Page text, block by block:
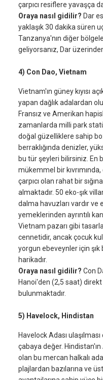
çarpıcı resiflere yavaşça
Oraya nasıl gidilir? Dar
yaklaşık 30 dakika süren
Tanzanya'nın diğer
geliyorsanız, Dar
4) Con Dao, Vietnam
Vietnam'ın güney kıyısı
yapan dağlık adalardan
Fransız ve Amerikan
zamanlarda milli park
doğal güzelliklere sahip
berraklığında denizler,
bu tür şeyleri bilirsiniz. En
mükemmel bir
çarpıcı olan rahat bir
almaktadır. 50 eko-şık
dalma havuzları vardır
yemeklerinden ayrıntılı
Vietnam pazarı gibi
cennetidir, ancak çocuk
yorgun ebeveynler için
harikadır.
Oraya nasıl gidilir? Con
Hanoi'den (2,5 saat) direkt
bulunmaktadır.
5) Havelock, Hindistan
Havelock Adası
çabaya değer.
olan bu mercan halkalı
plajlardan bazılarına ve